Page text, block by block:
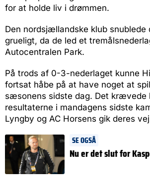
for at holde liv i drømmen.
Den nordsjællandske klub snublede
grueligt, da de led et
Autocentralen Park.
På trods af 0-3-nederlaget kunne
fortsat håbe på at have noget at
sæsonens sidste dag. Det krævede
resultaterne i mandagens sidste
Lyngby og AC Horsens gik deres
SE OGSÅ
Nu er det slut for